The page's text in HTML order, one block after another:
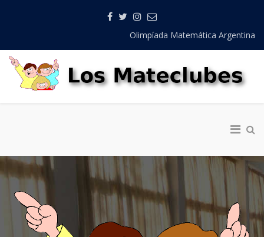
Olimpíada Matemática Argentina